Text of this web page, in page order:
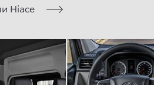
Hiace